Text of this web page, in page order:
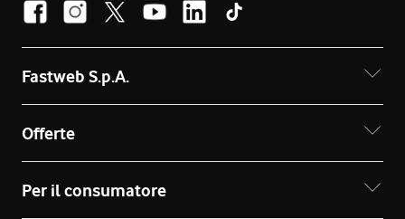
Fastweb S.p.A.
Offerte
Per il consumatore